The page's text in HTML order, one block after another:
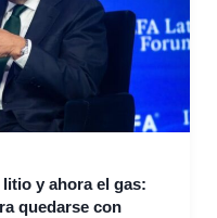
y ahora el gas:
quedarse con